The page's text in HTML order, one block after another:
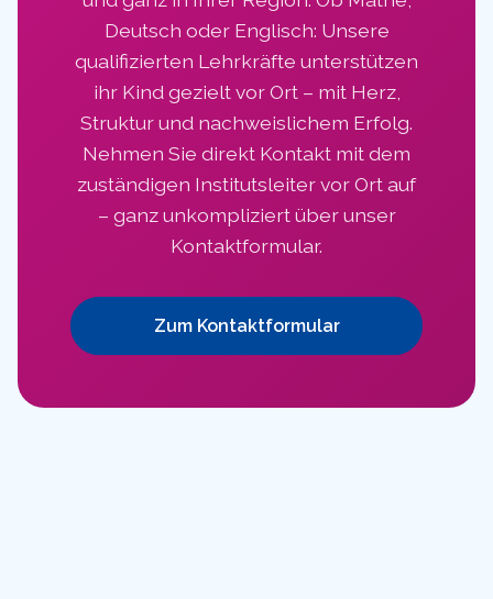
Deutsch oder Englisch: Unsere
qualifizierten Lehrkräfte unterstützen
ihr Kind gezielt vor Ort – mit Herz,
Struktur und nachweislichem Erfolg.
Nehmen Sie direkt Kontakt mit dem
zuständigen Institutsleiter vor Ort auf
– ganz unkompliziert über unser
Kontaktformular.
Zum Kontaktformular